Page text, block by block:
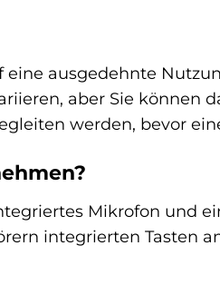
ausgedehnte
aber Sie können
werden, bevor
Mikrofon und
integrierten Tasten